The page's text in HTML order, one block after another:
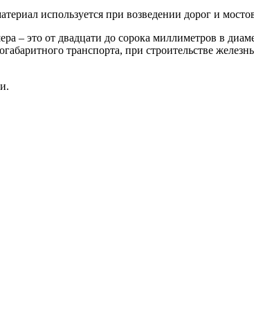
используется при возведении дорог и
– это от двадцати до сорока миллиметров в
транспорта, при строительстве